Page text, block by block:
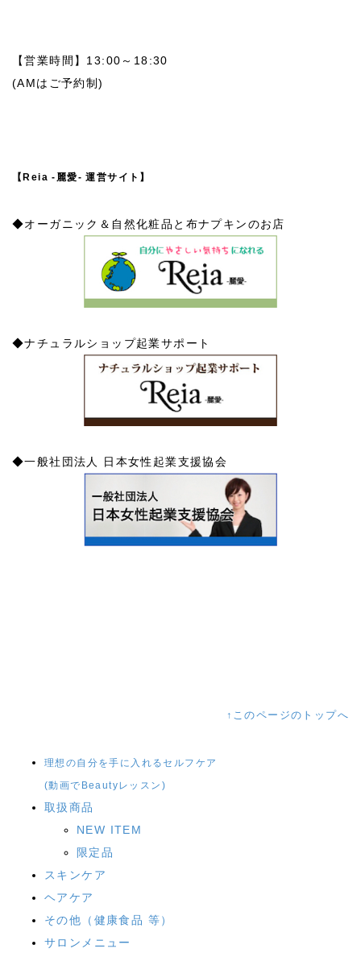
【営業時間】13:00～18:30
(AMはご予約制)
【Reia -麗愛- 運営サイト】
◆オーガニック＆自然化粧品と布ナプキンのお店
◆ナチュラルショップ起業サポート
◆一般社団法人 日本女性起業支援協会
↑このページのトップへ
理想の自分を手に入れるセルフケア
(動画でBeautyレッスン)
取扱商品
NEW ITEM
限定品
スキンケア
ヘアケア
その他（健康食品 等）
サロンメニュー